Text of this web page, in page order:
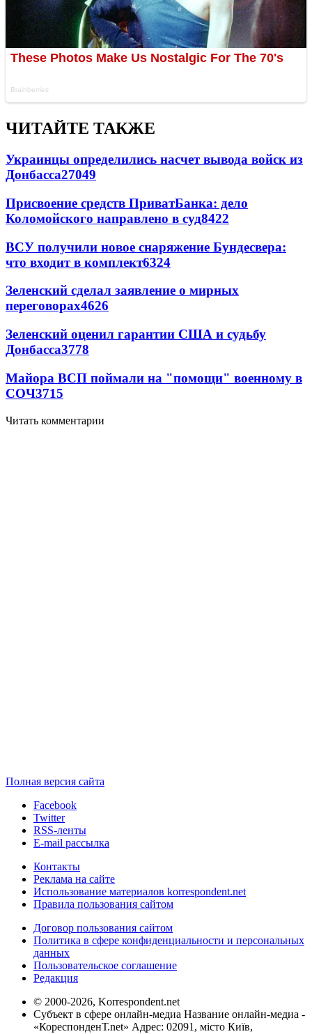
ЧИТАЙТЕ ТАКЖЕ
Украинцы определились насчет вывода войск из
Донбасса27049
Присвоение средств ПриватБанка: дело
Коломойского направлено в суд8422
ВСУ получили новое снаряжение Бундесвера:
что входит в комплект6324
Зеленский сделал заявление о мирных
переговорах4626
Зеленский оценил гарантии США и судьбу
Донбасса3778
Майора ВСП поймали на "помощи" военному в
СОЧ3715
Читать комментарии
Полная версия сайта
Facebook
Twitter
RSS-ленты
E-mail рассылка
Контакты
Реклама на сайте
Использование материалов korrespondent.net
Правила пользования сайтом
Договор пользования сайтом
Политика в сфере конфиденциальности и персональных
данных
Пользовательское соглашение
Редакция
© 2000-2026, Korrespondent.net
Субъект в сфере онлайн-медиа Название онлайн-медиа -
«КореспонденТ.net» Адрес: 02091, місто Київ,